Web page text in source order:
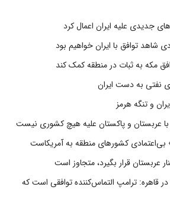
جدیدی علیه ایران اعمال کرد
توافق با ایران خواهیم بود
مکه به ثبات در منطقه کمک کند
و تنگه هرمز
با عربستان و پاکستان علیه هیچ کشوری نیست
بی‌اعتمادی کشورهای منطقه به آمریکاست
عربستان قرار بگیرد، متجاوز است
قاهره: ترامپ التماس‌کننده توافقی است که